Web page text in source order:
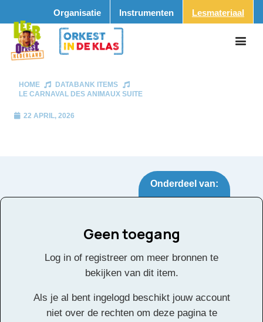
Organisatie Instrumenten Lesmateriaal
HOME
DATABANK ITEMS
LE CARNAVAL DES ANIMAUX SUITE
22 APRIL, 2026
Onderdeel van:
Le Carnaval des
Animaux Suite
voor de partituur en de overige partijen.
Geen toegang
Log in of registreer om meer bronnen te
bekijken van dit item.
Als je al bent ingelogd beschikt jouw account
niet over de rechten om deze pagina te